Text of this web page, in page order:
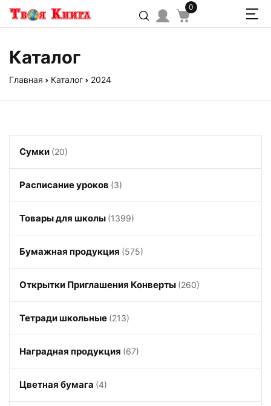
0
Каталог
Главная Каталог 2024
Сумки (20)
Расписание уроков (3)
Товары для школы (1399)
Бумажная продукция (575)
Открытки Приглашения Конверты (260)
Тетради школьные (213)
Наградная продукция (67)
Цветная бумага (4)